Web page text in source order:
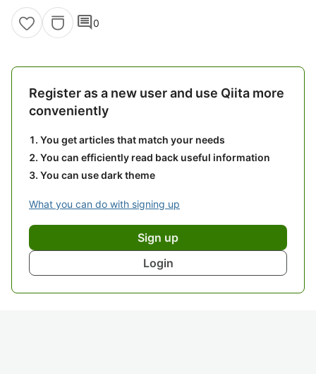
comment0
Register as a new user and use Qiita more
conveniently
You get articles that match your needs
You can efficiently read back useful information
You can use dark theme
What you can do with signing up
Sign up
Login